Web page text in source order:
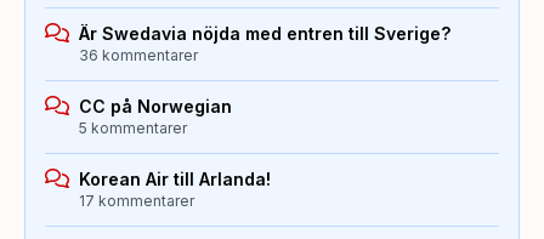
Är Swedavia nöjda med entren till Sverige?
36 kommentarer
CC på Norwegian
5 kommentarer
Korean Air till Arlanda!
17 kommentarer